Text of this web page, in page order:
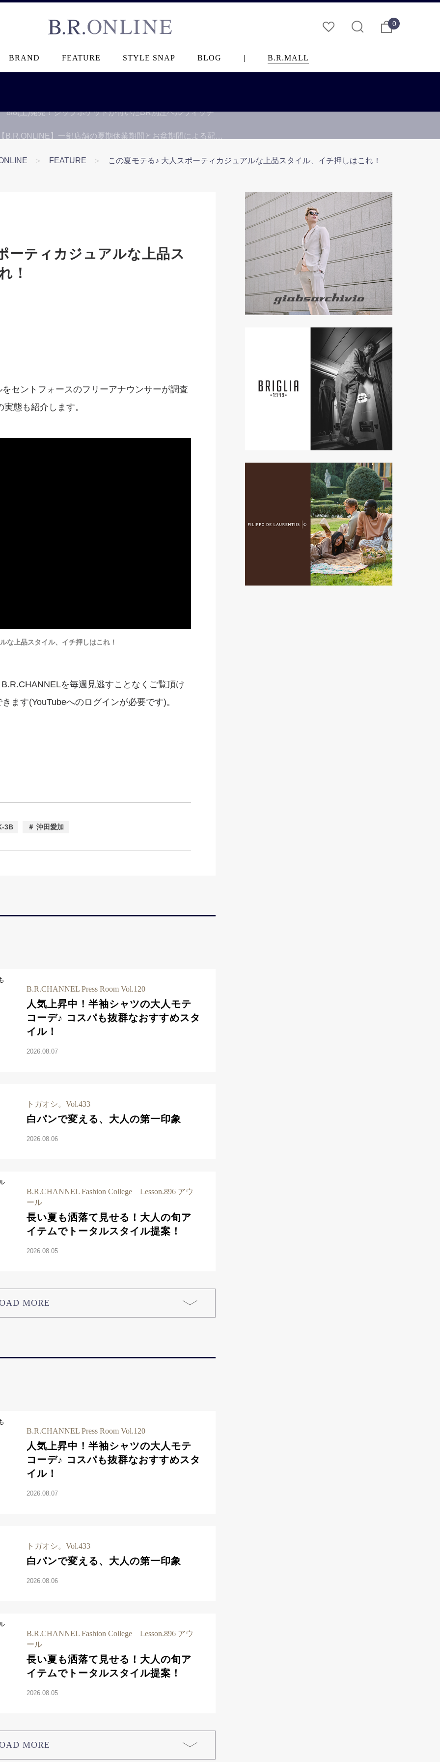
0
BRAND FEATURE STYLE SNAP BLOG | B.R.MALL
＞ FEATURE ＞ この夏モテる♪ 大人スポーティカジュアルな上品スタイル、イチ押しはこれ！
ーティカジュアルな上品ス
！
セントフォースのフリーアナウンサーが調査
態も紹介します。
な上品スタイル、イチ押しはこれ！
を毎週見逃すことなくご覧頂け
ます(YouTubeへのログインが必要です)。
3B ＃ 沖田愛加
B.R.CHANNEL Press Room Vol.120
人気上昇中！半袖シャツの大人モテ
コーデ♪ コスパも抜群なおすすめスタ
イル！
2026.08.07
トガオシ。Vol.433
白パンで変える、大人の第一印象
2026.08.06
B.R.CHANNEL Fashion College Lesson.896 アウ
ール
長い夏も洒落て見せる！大人の旬ア
イテムでトータルスタイル提案！
2026.08.05
MORE
B.R.CHANNEL Press Room Vol.120
人気上昇中！半袖シャツの大人モテ
コーデ♪ コスパも抜群なおすすめスタ
イル！
2026.08.07
トガオシ。Vol.433
白パンで変える、大人の第一印象
2026.08.06
B.R.CHANNEL Fashion College Lesson.896 アウ
ール
長い夏も洒落て見せる！大人の旬ア
イテムでトータルスタイル提案！
2026.08.05
MORE